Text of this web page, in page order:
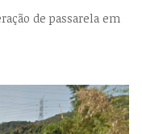
de passarela em